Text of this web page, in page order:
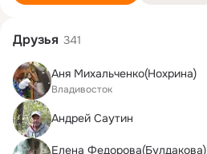
Друзья 341
Аня Михальченко(Нохрина)
Владивосток
Андрей Саутин
Елена Федорова(Булдакова)